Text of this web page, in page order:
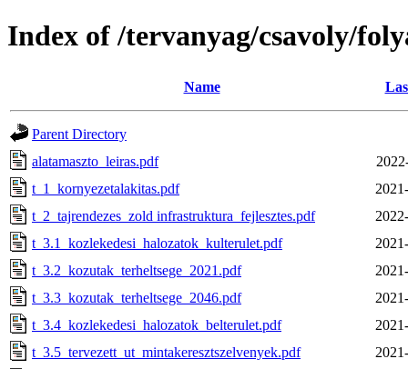
Index of /tervanyag/csavoly/
Name
Parent Directory
alatamaszto_leiras.pdf
t_1_kornyezetalakitas.pdf
t_2_tajrendezes_zold infrastruktura_fejlesztes.pdf
t_3.1_kozlekedesi_halozatok_kulterulet.pdf
t_3.2_kozutak_terheltsege_2021.pdf
t_3.3_kozutak_terheltsege_2046.pdf
t_3.4_kozlekedesi_halozatok_belterulet.pdf
t_3.5_tervezett_ut_mintakeresztszelvenyek.pdf